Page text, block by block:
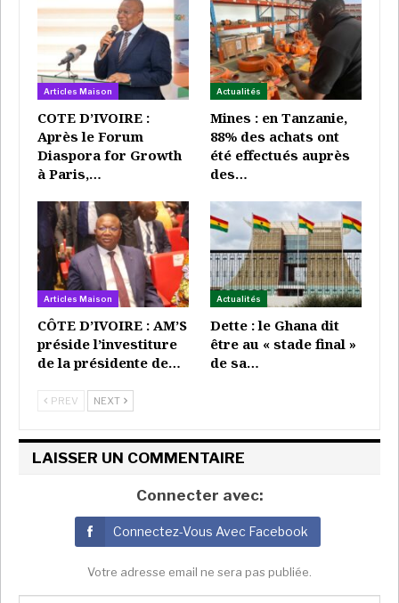
“aux urgences de santé“.
En 2025, La Principauté des Baobabs entend elle-
même organiser deux événements similaires. Des
occasions de fêtes, de rencontres et de réseautage
pour rapprocher la jeunesse africaine entre elle et la
familiariser avec l’écologie. Des rendez-vous qui
promettent d’être sous haut soleil et en pleine
www.laprincipautedesbaobabs.com
Articles Maison
COTE D’IVOIRE :
Après le Forum
Diaspora for Growth
à Paris,…
Actualités
Mines : en Tanzanie,
88% des achats ont
été effectués auprès
des…
Articles Maison
CÔTE D’IVOIRE : AM’S
préside l’investiture
de la présidente de…
Actualités
Dette : le Ghana dit
être au « stade final »
de sa…
PREV NEXT
LAISSER UN COMMENTAIRE
Connecter avec:
Connectez-Vous Avec Facebook
Votre adresse email ne sera pas publiée.